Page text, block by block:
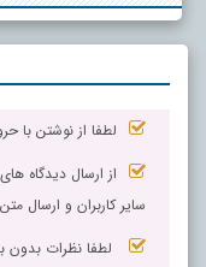
لطفا از نوشتن با
از ارسال دیدگاه
سایر کاربران و ارسال
لطفا نظرات بدون